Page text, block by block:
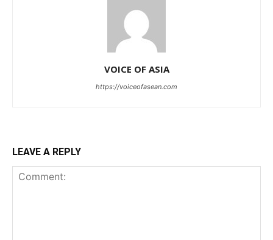
VOICE OF ASIA
https://voiceofasean.com
LEAVE A REPLY